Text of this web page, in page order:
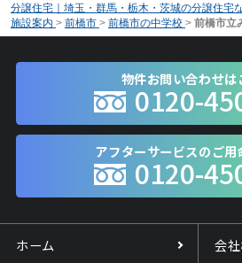
分譲住宅｜埼玉・群馬・栃木・茨城の分譲住宅
施設案内 > 前橋市 > 前橋市の中学校 > 前橋市立
物件お問い合わせは
0120-
アフターサービスのご用
0120-
ホーム 会